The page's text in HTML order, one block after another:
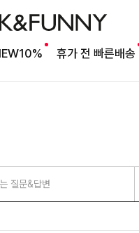
휴가 전 빠른배송
질문&답변